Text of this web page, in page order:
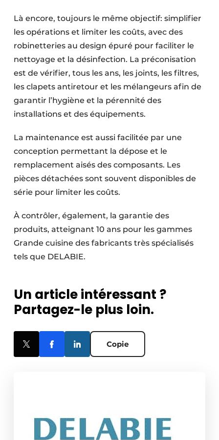
Là encore, toujours le même objectif: simplifier
les opérations et limiter les coûts, avec des
robinetteries au design épuré pour faciliter le
nettoyage et la désinfection. La préconisation
est de vérifier, tous les ans, les joints, les filtres,
les clapets antiretour et les mélangeurs afin de
garantir l’hygiène et la pérennité des
installations et des équipements.
La maintenance est aussi facilitée par une
conception permettant la dépose et le
remplacement aisés des composants. Les
pièces détachées sont souvent disponibles de
série pour limiter les coûts.
À contrôler, également, la garantie des
produits, atteignant 10 ans pour les gammes
Grande cuisine des fabricants très spécialisés
tels que DELABIE.
Un article intéressant ?
Partagez-le plus loin.
Copie